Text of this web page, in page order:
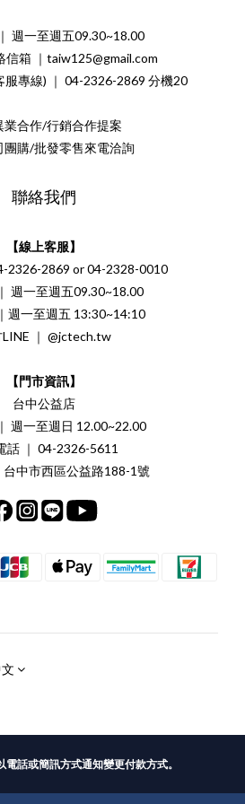
週一至週五09.30~18.00
信箱 ｜taiw125@gmail.com
服專線) ｜ 04-2326-2869 分機20
業合作/行銷合作提案
團購/批發零售來電洽詢
聯絡我們
【線上客服】
2326-2869 or 04-2328-0010
週一至週五09.30~18.00
週一至週五 13:30~14:10
｜ @jctech.tw
【門市資訊】
台中公益店
週一至週日 12.00~22.00
話 ｜ 04-2326-5611
台中市西區公益路188-1號
話或簡訊方式通知變更付款方式。